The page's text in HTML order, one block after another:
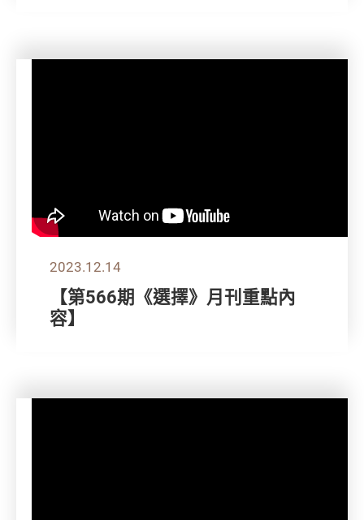
2023.12.14
【第566期《選擇》月刊重點內
容】